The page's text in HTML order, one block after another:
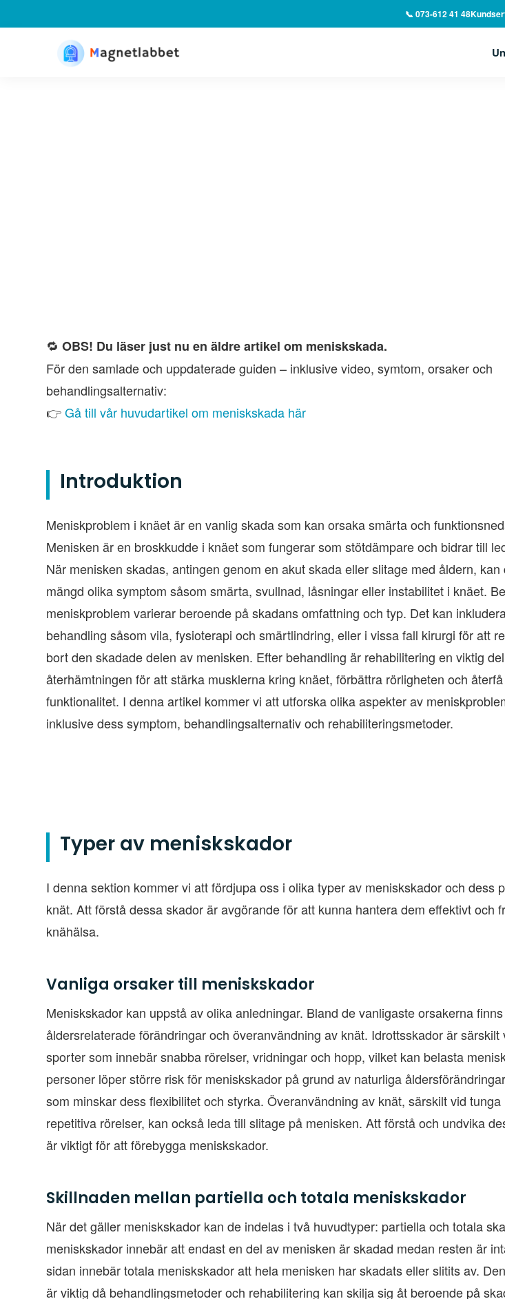
📞 073-612 41 48
🔁OBS! Du läser just nu en äldre artikel om meniskskada.
För den samlade och uppdaterade guiden – inklusive video, symtom, orsaker och
behandlingsalternativ:
👉Gå till vår huvudartikel om meniskskada här
Introduktion
Meniskproblem i knäet är en vanlig skada som kan orsaka smärta och
Menisken är en broskkudde i knäet som fungerar som stötdämpare och bidrar till
När menisken skadas, antingen genom en akut skada eller slitage med åldern, kan
mängd olika symptom såsom smärta, svullnad, låsningar eller instabilitet i knäet.
meniskproblem varierar beroende på skadans omfattning och typ. Det kan
behandling såsom vila, fysioterapi och smärtlindring, eller i vissa fall kirurgi för att
bort den skadade delen av menisken. Efter behandling är rehabilitering en viktig
återhämtningen för att stärka musklerna kring knäet, förbättra rörligheten och
funktionalitet. I denna artikel kommer vi att utforska olika aspekter av
inklusive dess symptom, behandlingsalternativ och rehabiliteringsmetoder.
Typer av meniskskador
I denna sektion kommer vi att fördjupa oss i olika typer av meniskskador och dess
knät. Att förstå dessa skador är avgörande för att kunna hantera dem effektivt och
knähälsa.
Vanliga orsaker till meniskskador
Meniskskador kan uppstå av olika anledningar. Bland de vanligaste orsakerna
åldersrelaterade förändringar och överanvändning av knät. Idrottsskador är särskilt
sporter som innebär snabba rörelser, vridningar och hopp, vilket kan belasta
personer löper större risk för meniskskador på grund av naturliga
som minskar dess flexibilitet och styrka. Överanvändning av knät, särskilt vid tunga
repetitiva rörelser, kan också leda till slitage på menisken. Att förstå och undvika
är viktigt för att förebygga meniskskador.
Skillnaden mellan partiella och totala meniskskador
När det gäller meniskskador kan de indelas i två huvudtyper: partiella och totala
meniskskador innebär att endast en del av menisken är skadad medan resten är
sidan innebär totala meniskskador att hela menisken har skadats eller slitits av.
är viktig då behandlingsmetoder och rehabilitering kan skilja sig åt beroende på